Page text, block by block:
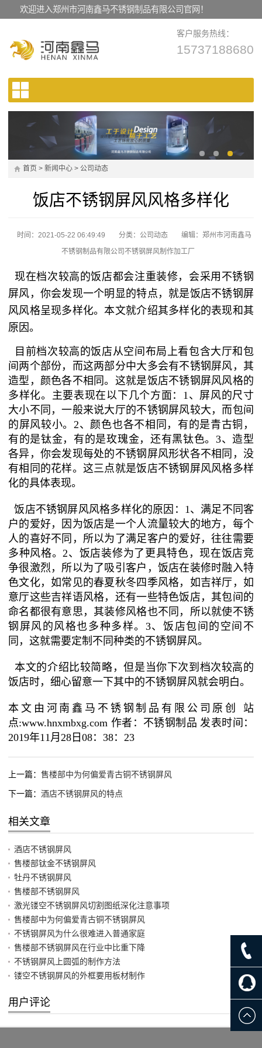
欢迎进入郑州市河南鑫马不锈钢制品有限公司官网！
客户服务热线：
15737188680
首页 > 新闻中心 > 公司动态
饭店不锈钢屏风风格多样化
时间：2021-05-22 06:49:49 分类： 公司动态
编辑：郑州市河南鑫马
不锈钢制品有限公司不锈钢屏风制作加工厂
现在档次较高的饭店都会注重装修，会采用不锈钢
屏风，你会发现一个明显的特点，就是饭店不锈钢屏
风风格呈现多样化。本文就介绍其多样化的表现和其
原因。
目前档次较高的饭店从空间布局上看包含大厅和包
间两个部份，而这两部分中大多会有不锈钢屏风，其
造型，颜色各不相同。这就是饭店不锈钢屏风风格的
多样化。主要表现在以下几个方面：1、屏风的尺寸
大小不同，一般来说大厅的不锈钢屏风较大，而包间
的屏风较小。2、颜色也各不相同，有的是青古铜，
有的是钛金，有的是玫瑰金，还有黑钛色。3、造型
各异，你会发现每处的不锈钢屏风形状各不相同，没
有相同的花样。这三点就是饭店不锈钢屏风风格多样
化的具体表现。
饭店不锈钢屏风风格多样化的原因：1、满足不同客
户的爱好，因为饭店是一个人流量较大的地方，每个
人的喜好不同，所以为了满足客户的爱好，往往需要
多种风格。2、饭店装修为了更具特色，现在饭店竞
争很激烈，所以为了吸引客户，饭店在装修时融入特
色文化，如常见的春夏秋冬四季风格，如吉祥厅，如
意厅这些吉祥语风格，还有一些特色饭店，其包间的
命名都很有意思，其装修风格也不同，所以就使不锈
钢屏风的风格也多种多样。3、饭店包间的空间不
同，这就需要定制不同种类的不锈钢屏风。
本文的介绍比较简略，但是当你下次到档次较高的
饭店时，细心留意一下其中的不锈钢屏风就会明白。
本文由河南鑫马不锈钢制品有限公司原创 站
点:www.hnxmbxg.com 作者：不锈钢制品 发表时间：
2019年11月28日08：38：23
上一篇： 售楼部中为何偏爱青古铜不锈钢屏风
下一篇： 酒店不锈钢屏风的特点
相关文章
酒店不锈钢屏风
售楼部钛金不锈钢屏风
牡丹不锈钢屏风
售楼部不锈钢屏风
激光镂空不锈钢屏风切割图纸深化注意事项
售楼部中为何偏爱青古铜不锈钢屏风
不锈钢屏风为什么很难进入普通家庭
售楼部不锈钢屏风在行业中比重下降
不锈钢屏风上圆弧的制作方法
镂空不锈钢屏风的外框要用板材制作
用户评论